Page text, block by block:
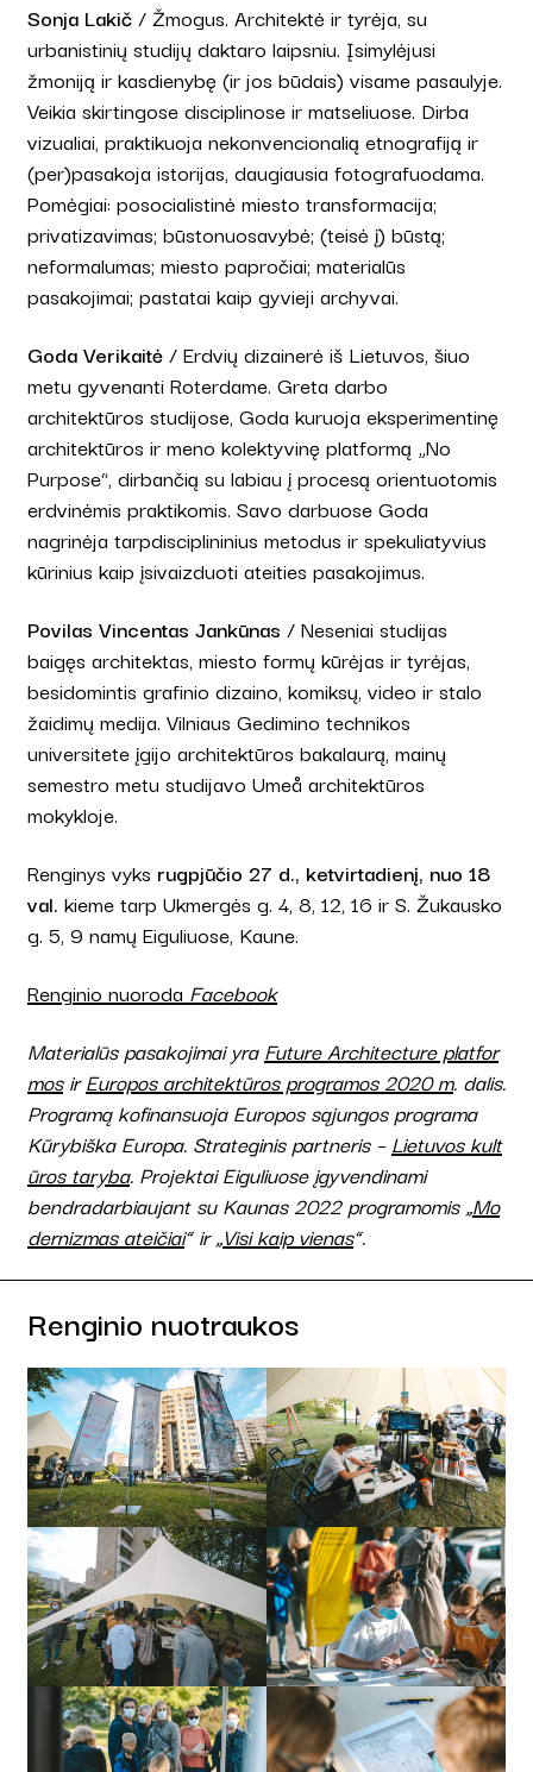
Sonja Lakič/ Žmogus. Architektė ir tyrėja, su
urbanistinių studijų daktaro laipsniu. Įsimylėjusi
žmoniją ir kasdienybę (ir jos būdais) visame pasaulyje.
Veikia skirtingose disciplinose ir matseliuose. Dirba
vizualiai, praktikuoja nekonvencionalią etnografiją ir
(per)pasakoja istorijas, daugiausia fotografuodama.
Pomėgiai: posocialistinė miesto transformacija;
privatizavimas; būstonuosavybė; (teisė į) būstą;
neformalumas; miesto papročiai; materialūs
pasakojimai; pastatai kaip gyvieji archyvai.
Goda Verikaitė/ Erdvių dizainerė iš Lietuvos, šiuo
metu gyvenanti Roterdame. Greta darbo
architektūros studijose, Goda kuruoja eksperimentinę
architektūros ir meno kolektyvinę platformą „No
Purpose“, dirbančią su labiau į procesą orientuotomis
erdvinėmis praktikomis. Savo darbuose Goda
nagrinėja tarpdisciplininius metodus ir spekuliatyvius
kūrinius kaip įsivaizduoti ateities pasakojimus.
Povilas Vincentas Jankūnas / Neseniai studijas
baigęs architektas, miesto formų kūrėjas ir tyrėjas,
besidomintis grafinio dizaino, komiksų, video ir stalo
žaidimų medija. Vilniaus Gedimino technikos
universitete įgijo architektūros bakalaurą, mainų
semestro metu studijavo Umeå architektūros
mokykloje.
Renginys vyks rugpjūčio 27 d., ketvirtadienį, nuo 18
val. kieme tarp Ukmergės g. 4, 8, 12, 16 ir S. Žukausko
g. 5, 9 namų Eiguliuose, Kaune.
Renginio nuoroda Facebook
Materialūs pasakojimai yraFuture Architecture platfor
mosirEuropos architektūros programos 2020 m. dalis.
Programą kofinansuoja Europos sąjungos programa
Kūrybiška Europa. Strateginis partneris –Lietuvos kult
ūros taryba. Projektai Eiguliuose įgyvendinami
bendradarbiaujant su Kaunas 2022 programomis „Mo
dernizmas ateičiai“ ir „Visi kaip vienas“.
Renginio nuotraukos